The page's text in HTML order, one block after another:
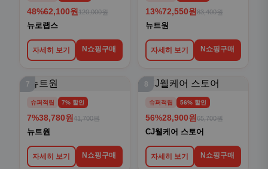
48%62,100원 120,000원
뉴로랩스
자세히 보기 N쇼핑구매
13%72,550원 83,400원
뉴트원
자세히 보기 N쇼핑구매
7
슈퍼적립 7% 할인
7%38,780원 41,700원
뉴트원
자세히 보기 N쇼핑구매
8
슈퍼적립 56% 할인
56%28,900원 65,700원
CJ웰케어 스토어
자세히 보기 N쇼핑구매